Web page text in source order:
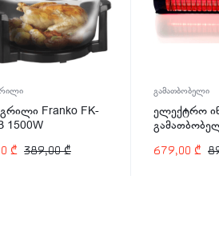
Franko FK-
1500W
389,00₾
₾
გამათბობელი
ელექტრო
679,00 ₾